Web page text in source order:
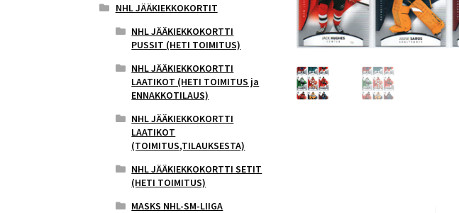
NHL JÄÄKIEKKOKORTIT
NHL JÄÄKIEKKOKORTTI
PUSSIT (HETI TOIMITUS)
NHL JÄÄKIEKKOKORTTI
LAATIKOT (HETI TOIMITUS ja
ENNAKKOTILAUS)
NHL JÄÄKIEKKOKORTTI
LAATIKOT
(TOIMITUS,TILAUKSESTA)
NHL JÄÄKIEKKOKORTTI SETIT
(HETI TOIMITUS)
MASKS NHL-SM-LIIGA